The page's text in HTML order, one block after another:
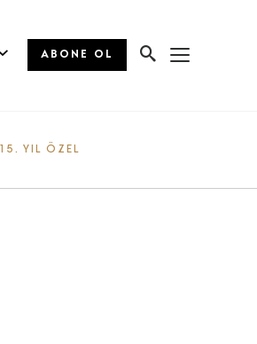
ABONE OL
15. YIL ÖZEL